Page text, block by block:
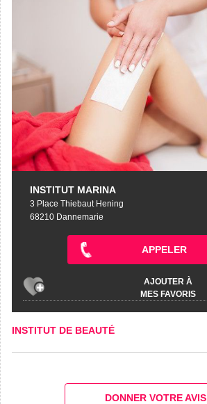
INSTITUT MARINA
3 Place Thiebaut Hening
68210 Dannemarie
APPELER
AJOUTER À
MES FAVORIS
INSTITUT DE BEAUTÉ
DONNER VOTRE AVIS